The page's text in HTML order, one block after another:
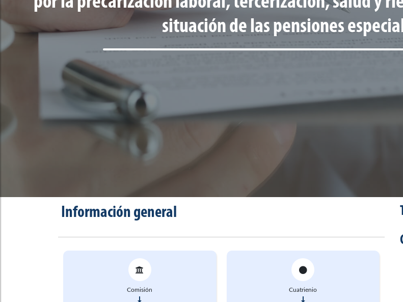
situación de las pensiones
Información general
Comisión Cuatrienio